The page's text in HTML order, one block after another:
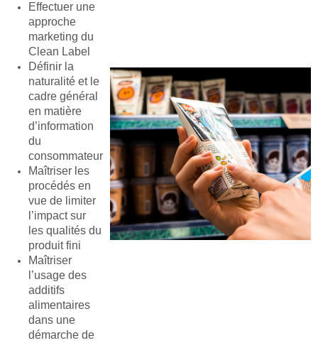
Effectuer une
approche
marketing du
Clean Label
Définir la
naturalité et le
cadre général
en matière
d’information
du
consommateur
Maîtriser les
procédés en
vue de limiter
l’impact sur
les qualités du
produit fini
Maîtriser
l’usage des
additifs
alimentaires
dans une
démarche de